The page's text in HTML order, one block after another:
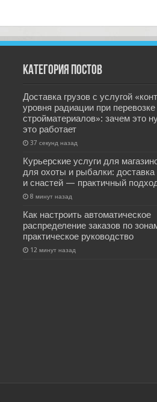
Категория постов
Доставка грузов с услугой
уровня радиации при перевозке
стройматериалов»: зачем это
это работает
37 секунд назад
Курьерские услуги для
для охоты и рыбалки: доставка
и снастей — практичный
8 минут назад
Как настроить автоматическое
распределение заказов по
практическое руководство
12 минут назад